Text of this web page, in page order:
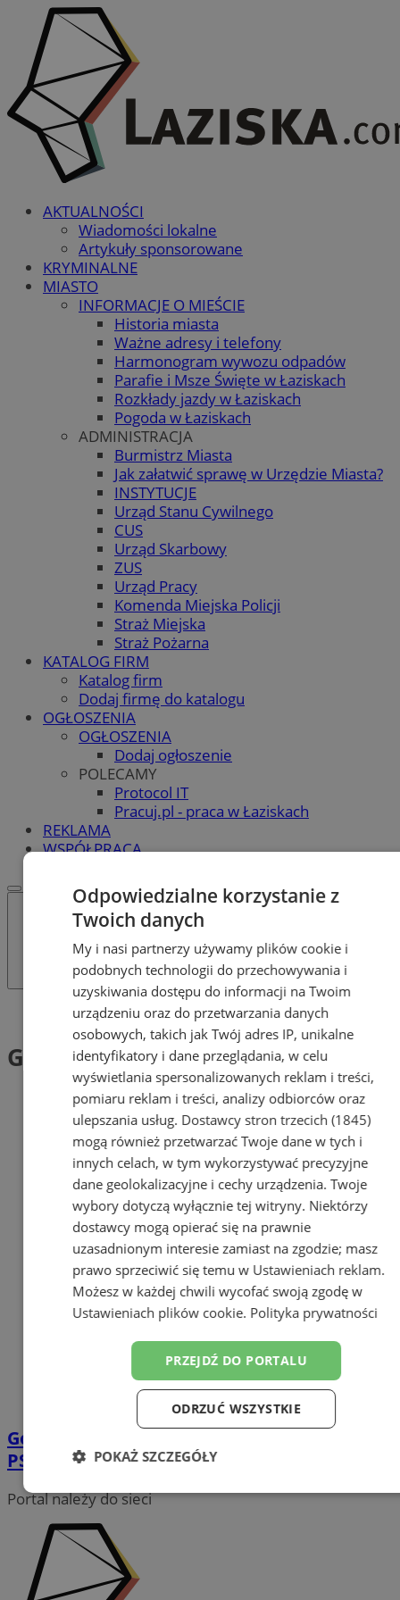
AKTUALNOŚCI
Wiadomości lokalne
Artykuły sponsorowane
KRYMINALNE
MIASTO
INFORMACJE O MIEŚCIE
Historia miasta
Ważne adresy i telefony
Harmonogram wywozu odpadów
Parafie i Msze Święte w Łaziskach
Rozkłady jazdy w Łaziskach
Pogoda w Łaziskach
ADMINISTRACJA
Burmistrz Miasta
Jak załatwić sprawę w Urzędzie Miasta?
INSTYTUCJE
Urząd Stanu Cywilnego
CUS
Urząd Skarbowy
ZUS
Urząd Pracy
Komenda Miejska Policji
Straż Miejska
Straż Pożarna
KATALOG FIRM
Katalog firm
Dodaj firmę do katalogu
OGŁOSZENIA
OGŁOSZENIA
Dodaj ogłoszenie
POLECAMY
Protocol IT
Pracuj.pl - praca w Łaziskach
REKLAMA
WSPÓŁPRACA
Tag: Godziny otwarcia
Godziny otwarcia (1)
Godziny otwarcia i zasady korzystania z
PSZOK w Łaziskach Górnych
Portal należy do sieci
Odpowiedzialne korzystanie z
Twoich danych
My i nasi partnerzy używamy plików cookie i
podobnych technologii do przechowywania i
uzyskiwania dostępu do informacji na Twoim
urządzeniu oraz do przetwarzania danych
osobowych, takich jak Twój adres IP, unikalne
identyfikatory i dane przeglądania, w celu
wyświetlania spersonalizowanych reklam i treści,
pomiaru reklam i treści, analizy odbiorców oraz
ulepszania usług. Dostawcy stron trzecich (1845)
mogą również przetwarzać Twoje dane w tych i
innych celach, w tym wykorzystywać precyzyjne
dane geolokalizacyjne i cechy urządzenia. Twoje
wybory dotyczą wyłącznie tej witryny. Niektórzy
dostawcy mogą opierać się na prawnie
uzasadnionym interesie zamiast na zgodzie; masz
prawo sprzeciwić się temu w Ustawieniach reklam.
Możesz w każdej chwili wycofać swoją zgodę w
Ustawieniach plików cookie. Polityka prywatności
PRZEJDŹ DO PORTALU
ODRZUĆ WSZYSTKIE
POKAŻ SZCZEGÓŁY
Niezbędne Wydajność Targetowanie
Funkcjonalność